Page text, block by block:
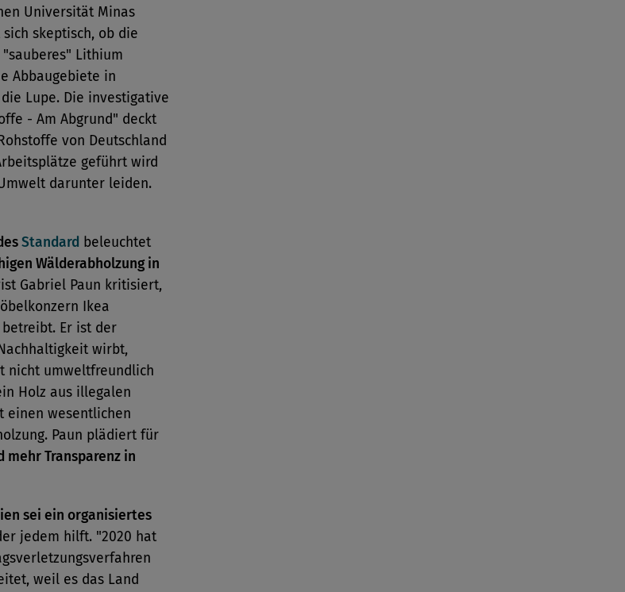
Universität Minas
skeptisch, ob die
"sauberes" Lithium
Abbaugebiete in
Lupe. Die investigative
- Am Abgrund" deckt
von Deutschland
geführt wird
darunter leiden.
Standard beleuchtet
Wälderabholzung in
Gabriel Paun kritisiert,
Ikea
betreibt. Er ist der
wirbt,
nicht umweltfreundlich
Holz aus illegalen
einen wesentlichen
Paun plädiert für
Transparenz in
sei ein organisiertes
jedem hilft. "2020 hat
weil es das Land